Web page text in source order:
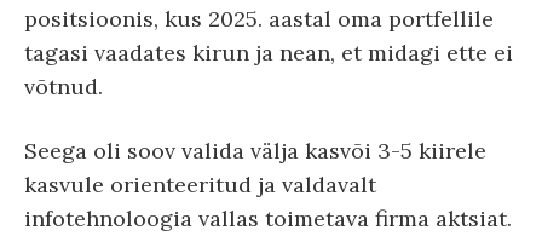
positsioonis, kus 2025. aastal oma portfellile
tagasi vaadates kirun ja nean, et midagi ette ei
võtnud.
Seega oli soov valida välja kasvõi 3-5 kiirele
kasvule orienteeritud ja valdavalt
infotehnoloogia vallas toimetava firma aktsiat.